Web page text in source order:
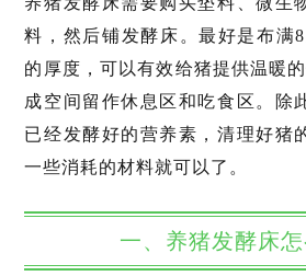
料，然后铺发酵床。最好是布满
的厚度，可以有效给猪提供温暖
成空间留作休息区和吃食区。除
已经发酵好的营养素，清理好猪
一些消耗的材料就可以了。
一、养猪发酵床